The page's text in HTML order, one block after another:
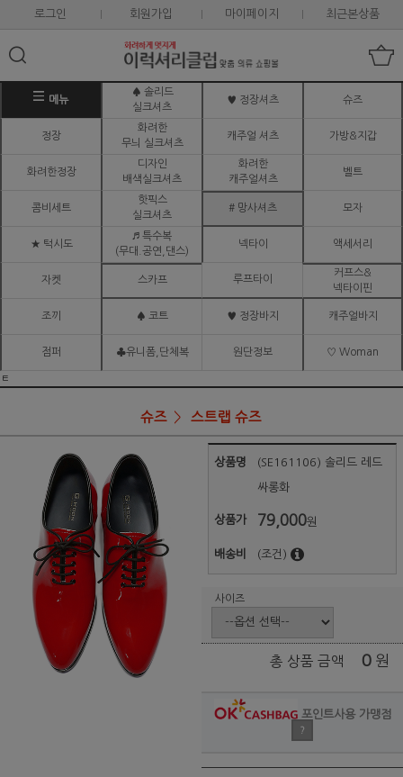
로그인 회원가입 마이페이지 최근본상품
메뉴
♠ 솔리드
실크셔츠
♥ 정장셔츠 슈즈
정장
화려한
무늬 실크셔츠
캐주얼 셔츠 가방&지갑
화려한정장
디자인
배색실크셔츠
화려한
캐주얼셔츠
벨트
콤비세트
핫픽스
실크셔츠
# 망사셔츠 모자
★ 턱시도
♬ 특수복
(무대.공연,댄스)
넥타이 액세서리
자켓 스카프 루프타이
커프스&
넥타이핀
조끼 ♠ 코트 ♥ 정장바지 캐주얼바지
점퍼 ♣유니폼,단체복 원단정보 ♡ Woman
ㅌ
슈즈 스트랩 슈즈
상품명 (SE161106) 솔리드 레드
싸롱화
상품가 79,000원
배송비 (조건)
사이즈
총 상품 금액 0 원
포인트사용 가맹점
?